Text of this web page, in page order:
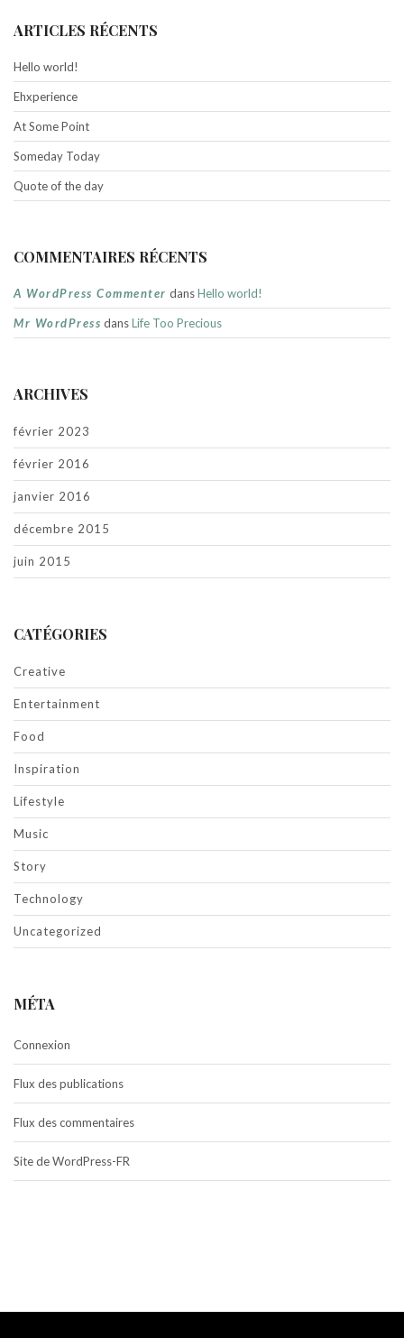
ARTICLES RÉCENTS
Hello world!
Ehxperience
At Some Point
Someday Today
Quote of the day
COMMENTAIRES RÉCENTS
A WordPress Commenter dansHello world!
Mr WordPress dansLife Too Precious
ARCHIVES
février 2023
février 2016
janvier 2016
décembre 2015
juin 2015
CATÉGORIES
Creative
Entertainment
Food
Inspiration
Lifestyle
Music
Story
Technology
Uncategorized
MÉTA
Connexion
Flux des publications
Flux des commentaires
Site de WordPress-FR